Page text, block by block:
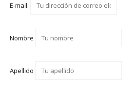
E-mail:
Nombre
Apellido